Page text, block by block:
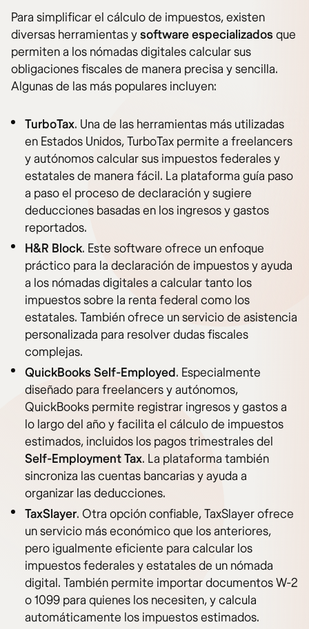
Para simplificar el cálculo de impuestos, existen
diversas herramientas ysoftware especializadosque
permiten a los nómadas digitales calcular sus
obligaciones fiscales de manera precisa y sencilla.
Algunas de las más populares incluyen:
TurboTax. Una de las herramientas más utilizadas
en Estados Unidos, TurboTax permite a freelancers
y autónomos calcular sus impuestos federales y
estatales de manera fácil. La plataforma guía paso
a paso el proceso de declaración y sugiere
deducciones basadas en los ingresos y gastos
reportados.
H&R Block. Este software ofrece un enfoque
práctico para la declaración de impuestos y ayuda
a los nómadas digitales a calcular tanto los
impuestos sobre la renta federal como los
estatales. También ofrece un servicio de asistencia
personalizada para resolver dudas fiscales
complejas.
QuickBooks Self-Employed. Especialmente
diseñado para freelancers y autónomos,
QuickBooks permite registrar ingresos y gastos a
lo largo del año y facilita el cálculo de impuestos
estimados, incluidos los pagos trimestrales del
Self-Employment Tax. La plataforma también
sincroniza las cuentas bancarias y ayuda a
organizar las deducciones.
TaxSlayer. Otra opción confiable, TaxSlayer ofrece
un servicio más económico que los anteriores,
pero igualmente eficiente para calcular los
impuestos federales y estatales de un nómada
digital. También permite importar documentos W-2
o 1099 para quienes los necesiten, y calcula
automáticamente los impuestos estimados.